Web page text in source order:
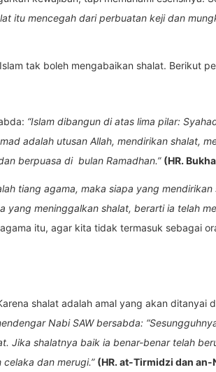
itu mencegah dari perbuatan keji dan
tak boleh mengabaikan shalat. Berikut
“Islam dibangun di atas lima pilar:
adalah utusan Allah, mendirikan shalat,
berpuasa di bulan Ramadhan.” (HR.
tiang agama, maka siapa yang
yang meninggalkan shalat, berarti ia telah
itu, agar kita tidak termasuk sebagai
shalat adalah amal yang akan ditanyai
Nabi SAW bersabda:
Jika shalatnya baik ia benar-benar telah
dan merugi.” (HR. at-Tirmidzi dan an-